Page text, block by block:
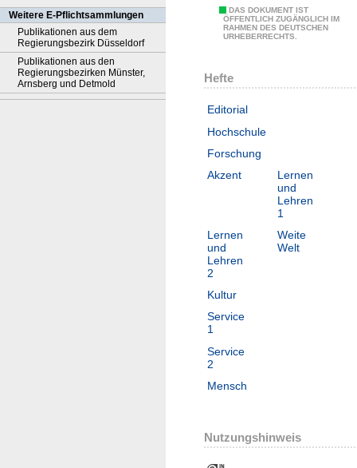
Weitere E-Pflichtsammlungen
Publikationen aus dem
Regierungsbezirk Düsseldorf
Publikationen aus den
Regierungsbezirken Münster,
Arnsberg und Detmold
DAS DOKUMENT IST
ÖFFENTLICH ZUGÄNGLICH IM
RAHMEN DES DEUTSCHEN
URHEBERRECHTS.
Hefte
Editorial
Hochschule
Forschung
Akzent
Lernen
und
Lehren
1
Lernen
und
Lehren
2
Weite
Welt
Kultur
Service
1
Service
2
Mensch
Nutzungshinweis